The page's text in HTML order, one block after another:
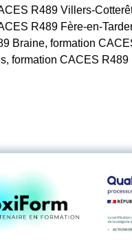
R489 Villers-
R489 Fère-en-
Braine, formation
formation CACES